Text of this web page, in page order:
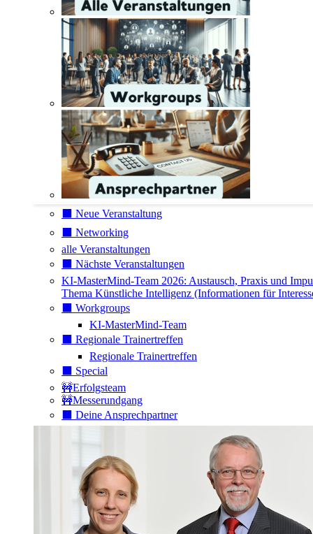
⬛️ Neue Veranstaltung
⬛️ Networking
alle Veranstaltungen
⬛️ Nächste Veranstaltungen
KI-MasterMind-Team 2026: Austausch, Praxis und
Thema Künstliche Intelligenz (Informationen für
⬛️ Workgroups
KI-MasterMind-Team
⬛️ Regionale Trainertreffen
Regionale Trainertreffen
⬛️ Special
🚧Erfolgsteam
🚧Messerundgang
⬛️ Deine Ansprechpartner